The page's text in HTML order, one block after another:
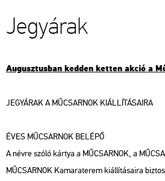
Jegyárak
Augusztusban kedden ketten akció a
JEGYÁRAK A MŰCSARNOK KIÁLLÍTÁSAIRA
ÉVES MŰCSARNOK BELÉPŐ
A névre szóló kártya a MŰCSARNOK, a
MŰCSARNOK Kamaraterem kiállításaira